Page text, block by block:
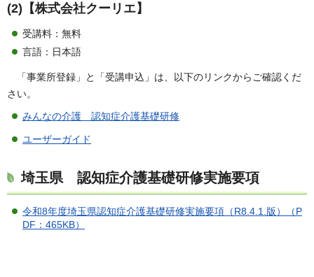
(2)【株式会社クーリエ】
受講料：無料
言語：日本語
「事業所登録」と「受講申込」は、以下のリンクからご確認くだ
さい。
みんなの介護 認知症介護基礎研修
ユーザーガイド
埼玉県 認知症介護基礎研修実施要項
令和8年度埼玉県認知症介護基礎研修実施要項（R8.4.1.版）（P
DF：465KB）